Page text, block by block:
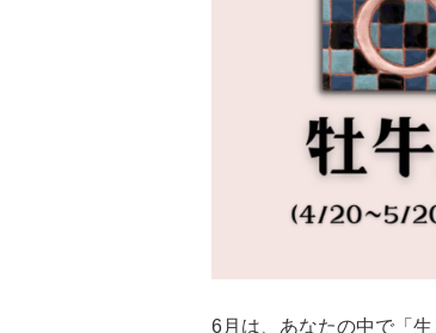
6月は、あなたの中で「